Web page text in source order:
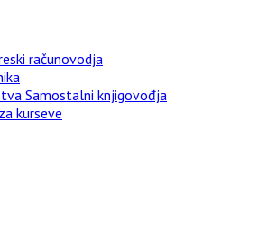
računovodja
Samostalni knjigovođja
kurseve